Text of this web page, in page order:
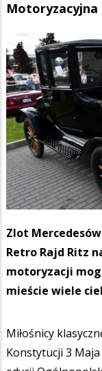
Motoryzacyjna
Zlot
Retro Rajd Ritz
motoryzacji
mieście wiele
Miłośnicy
Konstytucji 3